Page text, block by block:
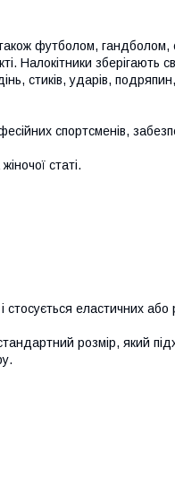
футболом,
Налокітники зберігають
стиків, ударів,
спортсменів,
статі.
еластичних або
розмір, який